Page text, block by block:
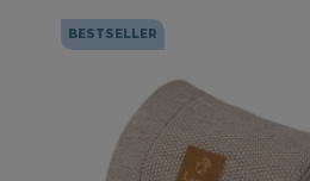
BESTSELLER